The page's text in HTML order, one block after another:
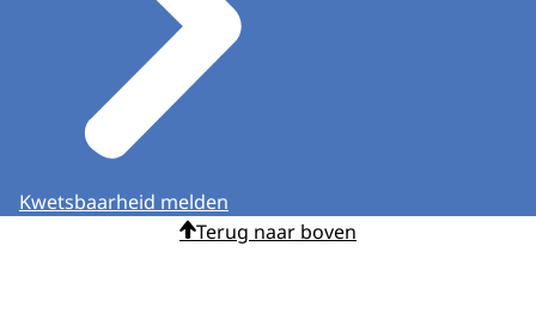
Kwetsbaarheid melden
Terug naar boven